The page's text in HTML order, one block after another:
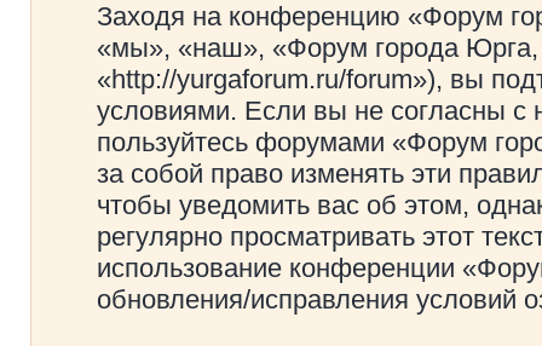
Заходя на конференцию «Форум
«мы», «наш», «Форум города
«http://yurgaforum.ru/forum»), вы
условиями. Если вы не согласны с
пользуйтесь форумами «Форум
за собой право изменять эти
чтобы уведомить вас об этом,
регулярно просматривать этот
использование конференции
обновления/исправления условий